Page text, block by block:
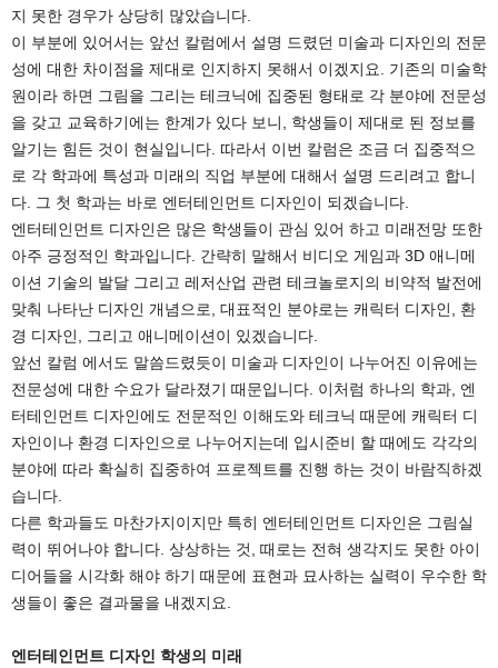
지 못한 경우가 상당히 많았습니다.
이 부분에 있어서는 앞선 칼럼에서 설명 드렸던 미술과 디자인의 전문
성에 대한 차이점을 제대로 인지하지 못해서 이겠지요. 기존의 미술학
원이라 하면 그림을 그리는 테크닉에 집중된 형태로 각 분야에 전문성
을 갖고 교육하기에는 한계가 있다 보니, 학생들이 제대로 된 정보를
알기는 힘든 것이 현실입니다. 따라서 이번 칼럼은 조금 더 집중적으
로 각 학과에 특성과 미래의 직업 부분에 대해서 설명 드리려고 합니
다. 그 첫 학과는 바로 엔터테인먼트 디자인이 되겠습니다.
엔터테인먼트 디자인은 많은 학생들이 관심 있어 하고 미래전망 또한
아주 긍정적인 학과입니다. 간략히 말해서 비디오 게임과 3D 애니메
이션 기술의 발달 그리고 레저산업 관련 테크놀로지의 비약적 발전에
맞춰 나타난 디자인 개념으로, 대표적인 분야로는 캐릭터 디자인, 환
경 디자인, 그리고 애니메이션이 있겠습니다.
앞선 칼럼 에서도 말씀드렸듯이 미술과 디자인이 나누어진 이유에는
전문성에 대한 수요가 달라졌기 때문입니다. 이처럼 하나의 학과, 엔
터테인먼트 디자인에도 전문적인 이해도와 테크닉 때문에 캐릭터 디
자인이나 환경 디자인으로 나누어지는데 입시준비 할 때에도 각각의
분야에 따라 확실히 집중하여 프로젝트를 진행 하는 것이 바람직하겠
습니다.
다른 학과들도 마찬가지이지만 특히 엔터테인먼트 디자인은 그림실
력이 뛰어나야 합니다. 상상하는 것, 때로는 전혀 생각지도 못한 아이
디어들을 시각화 해야 하기 때문에 표현과 묘사하는 실력이 우수한 학
생들이 좋은 결과물을 내겠지요.
엔터테인먼트 디자인 학생의 미래